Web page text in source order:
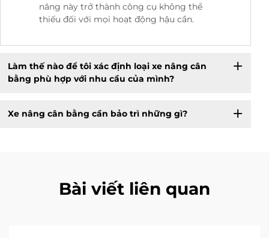
nâng này trở thành công cụ không thể
thiếu đối với mọi hoạt động hậu cần.
Làm thế nào để tôi xác định loại xe nâng cân
bằng phù hợp với nhu cầu của mình?
Xe nâng cân bằng cần bảo trì những gì?
Bài viết liên quan